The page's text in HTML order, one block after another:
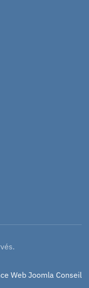
Web Joomla Conseil